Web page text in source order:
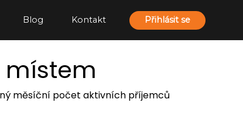
Blog Kontakt Přihlásit se
místem
měsíční počet aktivních příjemců